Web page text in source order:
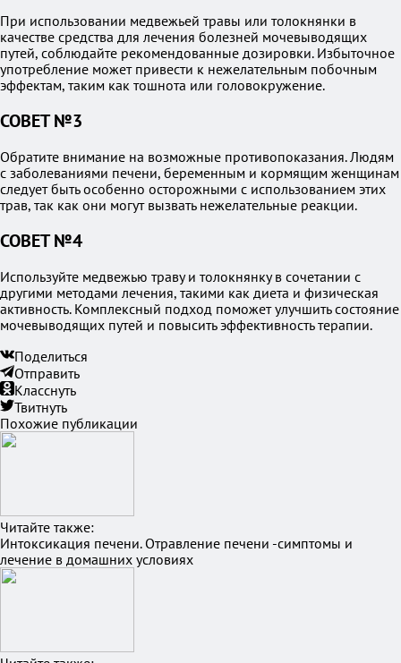
При использовании медвежьей травы или толокнянки в
качестве средства для лечения болезней мочевыводящих
путей, соблюдайте рекомендованные дозировки. Избыточное
употребление может привести к нежелательным побочным
эффектам, таким как тошнота или головокружение.
СОВЕТ №3
Обратите внимание на возможные противопоказания. Людям
с заболеваниями печени, беременным и кормящим женщинам
следует быть особенно осторожными с использованием этих
трав, так как они могут вызвать нежелательные реакции.
СОВЕТ №4
Используйте медвежью траву и толокнянку в сочетании с
другими методами лечения, такими как диета и физическая
активность. Комплексный подход поможет улучшить состояние
мочевыводящих путей и повысить эффективность терапии.
Поделиться
Отправить
Класснуть
Твитнуть
Похожие публикации
Читайте также:
Интоксикация печени. Отравление печени -симптомы и
лечение в домашних условиях